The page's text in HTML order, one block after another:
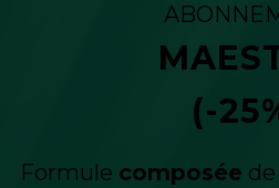
(-
Formule composée de